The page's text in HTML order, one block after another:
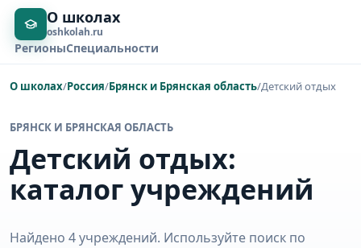
О школах
oshkolah.ru
РегионыСпециальности
О школах/Россия/Брянск и Брянская область/Детский отдых
БРЯНСК И БРЯНСКАЯ ОБЛАСТЬ
Детский отдых:
каталог учреждений
Найдено 4 учреждений. Используйте поиск по